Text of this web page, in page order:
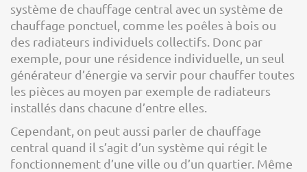
système de chauffage central avec un système de
chauffage ponctuel, comme les poêles à bois ou
des radiateurs individuels collectifs. Donc par
exemple, pour une résidence individuelle, un seul
générateur d’énergie va servir pour chauffer toutes
les pièces au moyen par exemple de radiateurs
installés dans chacune d’entre elles.
Cependant, on peut aussi parler de chauffage
central quand il s’agit d’un système qui régit le
fonctionnement d’une ville ou d’un quartier. Même